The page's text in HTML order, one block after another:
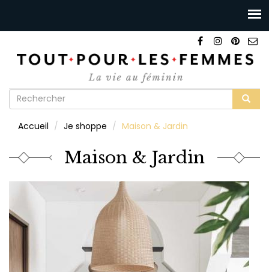
Formulaire
recherche
Accueil Je shoppe Maison & Jardin
Maison & Jardin